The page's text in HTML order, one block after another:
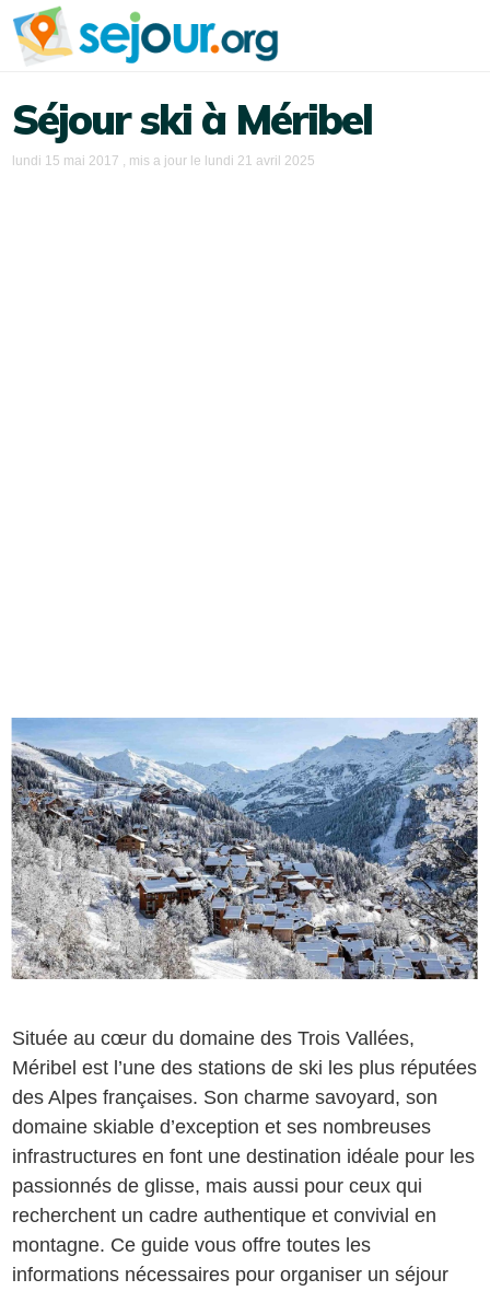
Séjour ski à Méribel
lundi 15 mai 2017 , mis a jour le lundi 21 avril 2025
Située au cœur du domaine des Trois Vallées,
Méribel est l’une des stations de ski les plus réputées
des Alpes françaises. Son charme savoyard, son
domaine skiable d’exception et ses nombreuses
infrastructures en font une destination idéale pour les
passionnés de glisse, mais aussi pour ceux qui
recherchent un cadre authentique et convivial en
montagne. Ce guide vous offre toutes les
informations nécessaires pour organiser un séjour